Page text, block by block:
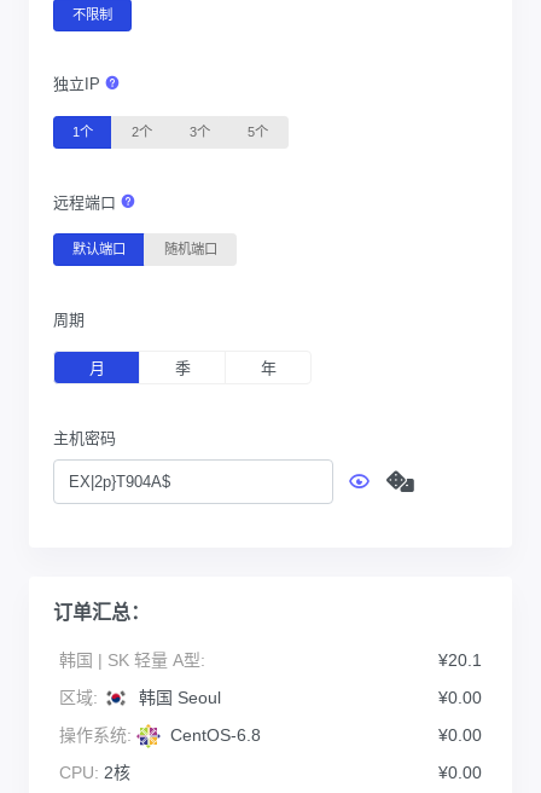
不限制
独立IP
1个 2个 3个 5个
远程端口
默认端口 随机端口
周期
月 季 年
主机密码
订单汇总：
韩国 | SK 轻量 A型:
¥20.1
区域:
韩国 Seoul
¥0.00
操作系统:
CentOS-6.8
¥0.00
CPU: 2核
¥0.00